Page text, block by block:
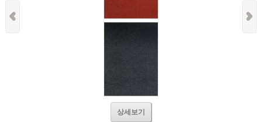
상세보기